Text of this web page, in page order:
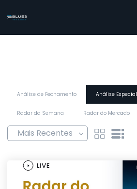
Análise de Fechamento Análise Especial
Radar da Semana Radar do Mercado